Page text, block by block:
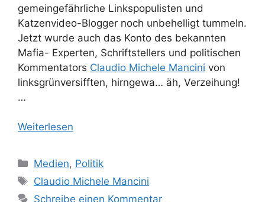
gemeingefährliche Linkspopulisten und
Katzenvideo-Blogger noch unbehelligt tummeln.
Jetzt wurde auch das Konto des bekannten
Mafia- Experten, Schriftstellers und politischen
Kommentators Claudio Michele Mancini von
linksgrünversifften, hirngewa… äh, Verzeihung!
…
Weiterlesen
Kategorien
Medien, Politik
Schlagwörter
Claudio Michele Mancini
Schreibe einen Kommentar